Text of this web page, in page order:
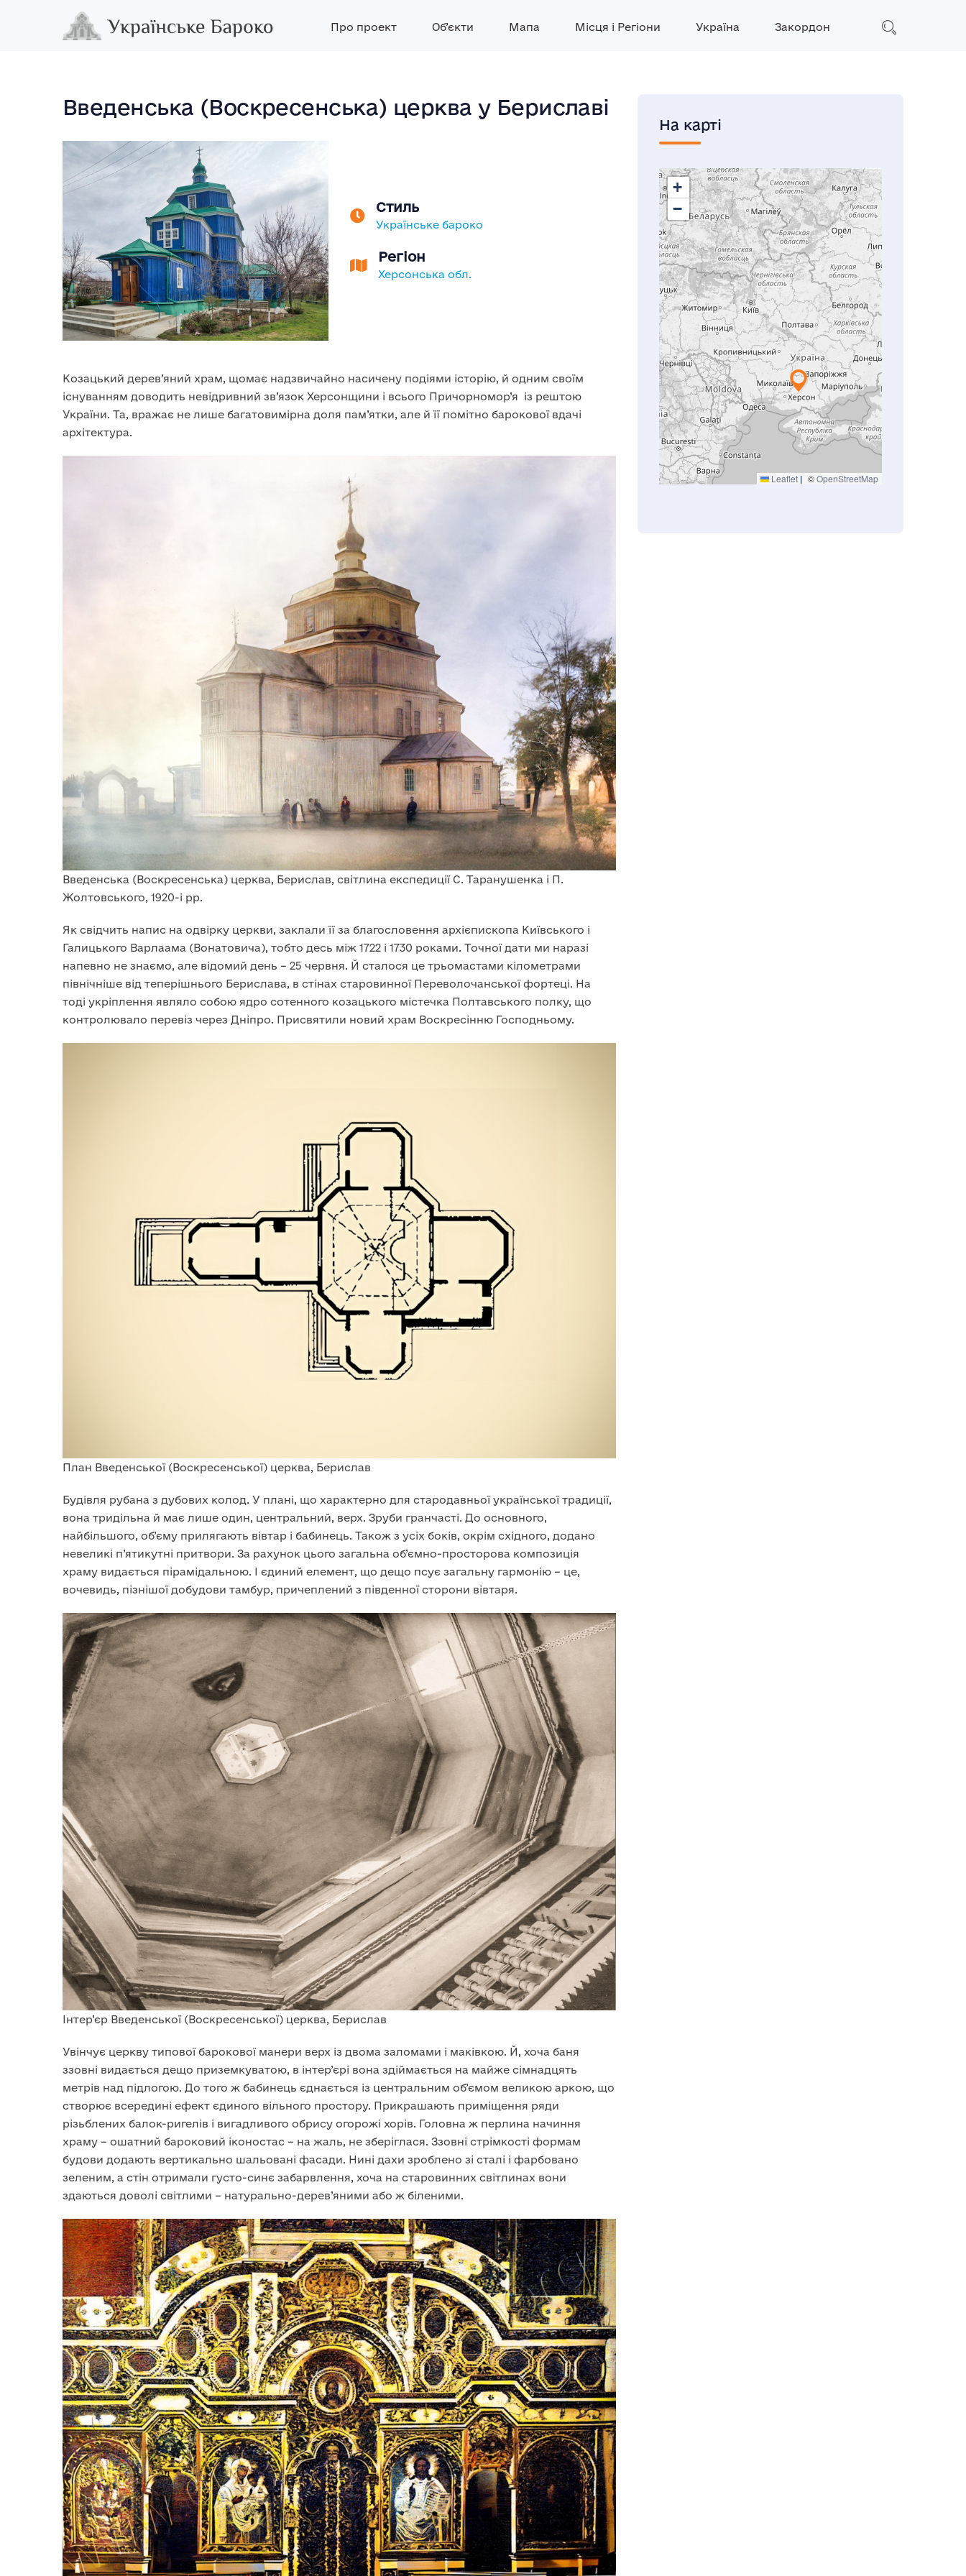
Про проект Об’єкти Мапа Місця і Регіони Україна Закордон
Введенська (Воскресенська) церква у Бериславі
Стиль
Українське бароко
Регіон
Херсонська обл.
Козацький дерев’яний храм, щомає надзвичайно насичену подіями історію, й одним своїм
існуванням доводить невідривний зв’язок Херсонщини і всього Причорномор’я із рештою
України. Та, вражає не лише багатовимірна доля пам’ятки, але й її помітно барокової вдачі
архітектура.
Введенська (Воскресенська) церква, Берислав, світлина експедиції С. Таранушенка і П.
Жолтовського, 1920-і рр.
Як свідчить напис на одвірку церкви, заклали її за благословення архієпископа Київського і
Галицького Варлаама (Вонатовича), тобто десь між 1722 і 1730 роками. Точної дати ми наразі
напевно не знаємо, але відомий день – 25 червня. Й сталося це трьомастами кілометрами
північніше від теперішнього Берислава, в стінах старовинної Переволочанської фортеці. На
тоді укріплення являло собою ядро сотенного козацького містечка Полтавського полку, що
контролювало перевіз через Дніпро. Присвятили новий храм Воскресінню Господньому.
План Введенської (Воскресенської) церква, Берислав
Будівля рубана з дубових колод. У плані, що характерно для стародавньої української традиції,
вона тридільна й має лише один, центральний, верх. Зруби гранчасті. До основного,
найбільшого, об’єму прилягають вівтар і бабинець. Також з усіх боків, окрім східного, додано
невеликі п’ятикутні притвори. За рахунок цього загальна об’ємно-просторова композиція
храму видається пірамідальною. І єдиний елемент, що дещо псує загальну гармонію – це,
вочевидь, пізнішої добудови тамбур, причеплений з південної сторони вівтаря.
Інтер’єр Введенської (Воскресенської) церква, Берислав
Увінчує церкву типової барокової манери верх із двома заломами і маківкою. Й, хоча баня
ззовні видається дещо приземкуватою, в інтер’єрі вона здіймається на майже сімнадцять
метрів над підлогою. До того ж бабинець єднається із центральним об’ємом великою аркою, що
створює всередині ефект єдиного вільного простору. Прикрашають приміщення ряди
різьблених балок-ригелів і вигадливого обрису огорожі хорів. Головна ж перлина начиння
храму – ошатний бароковий іконостас – на жаль, не зберіглася. Ззовні стрімкості формам
будови додають вертикально шальовані фасади. Нині дахи зроблено зі сталі і фарбовано
зеленим, а стін отримали густо-синє забарвлення, хоча на старовинних світлинах вони
здаються доволі світлими – натурально-дерев’яними або ж біленими.
На карті
+
−
Leaflet | ©OpenStreetMap